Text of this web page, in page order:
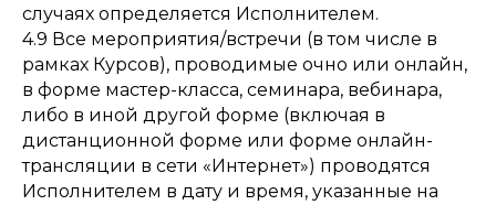
случаях определяется Исполнителем.
4.9 Все мероприятия/встречи (в том числе в
рамках Курсов), проводимые очно или онлайн,
в форме мастер-класса, семинара, вебинара,
либо в иной другой форме (включая в
дистанционной форме или форме онлайн-
трансляции в сети «Интернет») проводятся
Исполнителем в дату и время, указанные на